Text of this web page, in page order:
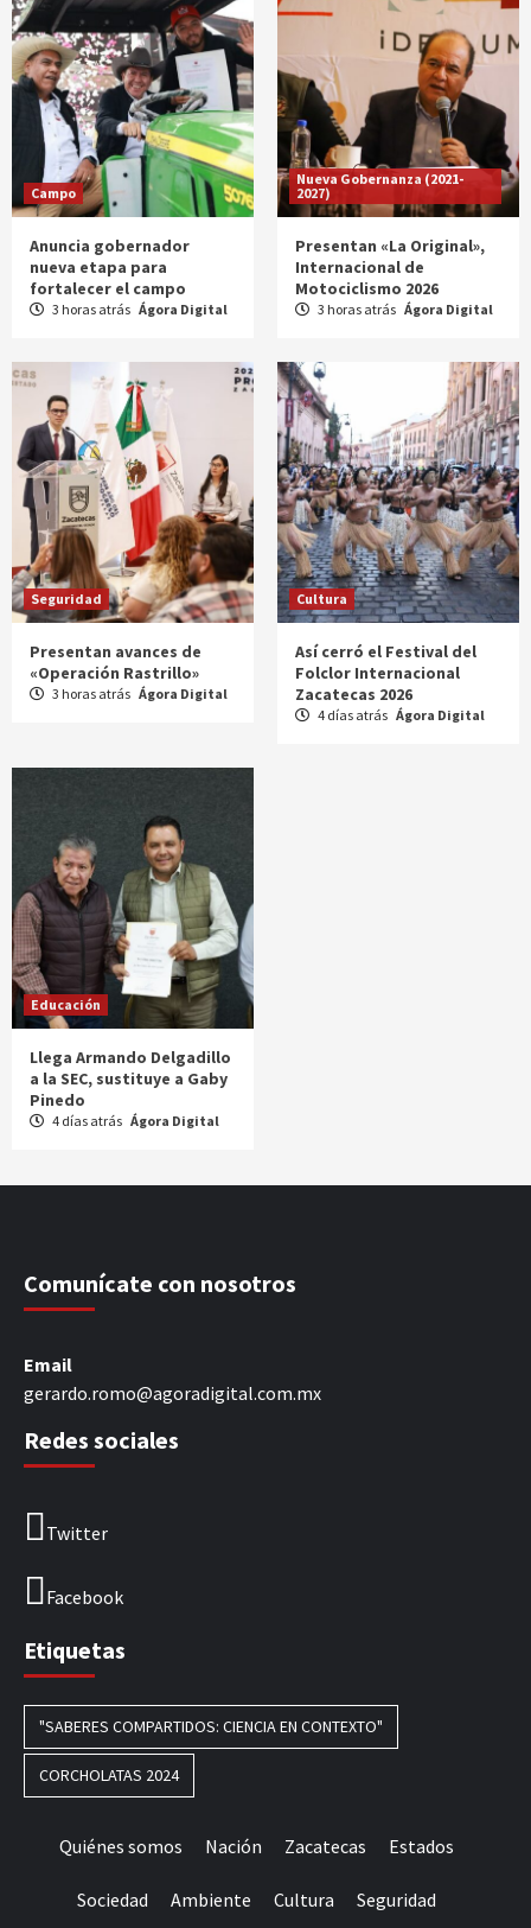
Campo
Anuncia gobernador
nueva etapa para
fortalecer el campo
3 horas atrás Ágora Digital
Nueva Gobernanza (2021-
2027)
Presentan «La Original»,
Internacional de
Motociclismo 2026
3 horas atrás Ágora Digital
Seguridad
Presentan avances de
«Operación Rastrillo»
3 horas atrás Ágora Digital
Cultura
Así cerró el Festival del
Folclor Internacional
Zacatecas 2026
4 días atrás Ágora Digital
Educación
Llega Armando Delgadillo
a la SEC, sustituye a Gaby
Pinedo
4 días atrás Ágora Digital
Comunícate con nosotros
Email
gerardo.romo@agoradigital.com.mx
Redes sociales
Twitter
Facebook
Etiquetas
"SABERES COMPARTIDOS: CIENCIA EN CONTEXTO"
CORCHOLATAS 2024
Quiénes somos Nación Zacatecas Estados
Sociedad Ambiente Cultura Seguridad